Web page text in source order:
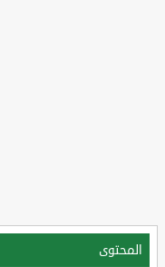
المحتوى